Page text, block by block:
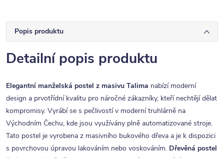
Popis produktu
Detailní popis produktu
Elegantní manželská postel z masivu Talima nabízí moderní
design a prvotřídní kvalitu pro náročné zákazníky, kteří nechtějí dělat
kompromisy. Vyrábí se s pečlivostí v moderní truhlárně na
Východním Čechu, kde jsou využívány plně automatizované stroje.
Tato postel je vyrobena z masivního bukového dřeva a je k dispozici
s povrchovou úpravou lakováním nebo voskováním. Dřevěná postel